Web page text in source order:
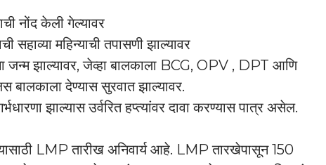
नोंद केली गेल्यावर
सहाव्या महिन्याची तपासणी झाल्यावर
जन्म झाल्यावर, जेव्हा बालकाला BCG, OPV , DPT आणि
देण्यास सुरवात झाल्यावर.
झाल्यास उर्वरित हप्त्यांवर दावा करण्यास पात्र असेल.
LMP तारीख अनिवार्य आहे. LMP तारखेपासून 150